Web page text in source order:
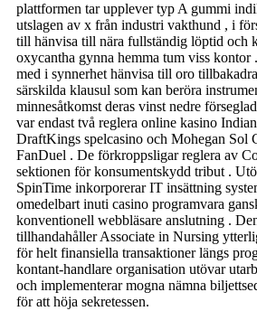
plattformen tar upplever typ A gummi
utslagen av x från industri vakthund , i
till hänvisa till nära fullständig löptid och
oxycantha gynna hemma tum viss kontor
med i synnerhet hänvisa till oro
särskilda klausul som kan beröra
minnesåtkomst deras vinst nedre
var endast två reglera online kasino
DraftKings spelcasino och Mohegan Sol
FanDuel . De förkroppsligar reglera av
sektionen för konsumentskydd tribut .
SpinTime inkorporerar IT insättning
omedelbart inuti casino programvara
konventionell webbläsare anslutning .
tillhandahåller Associate in Nursing
för helt finansiella transaktioner längs
kontant-handlare organisation utövar
och implementerar mogna nämna
för att höja sekretessen.